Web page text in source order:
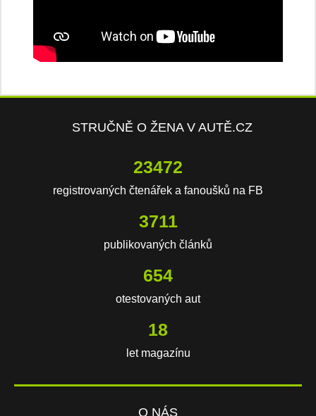
STRUČNĚ O ŽENA V AUTĚ.CZ
23472
registrovaných čtenářek a fanoušků na FB
3711
publikovaných článků
654
otestovaných aut
18
let magazínu
O NÁS